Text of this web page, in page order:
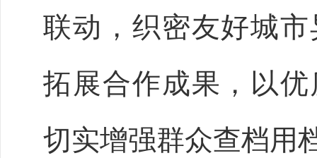
联动，织密友好城
拓展合作成果，以
切实增强群众查档用